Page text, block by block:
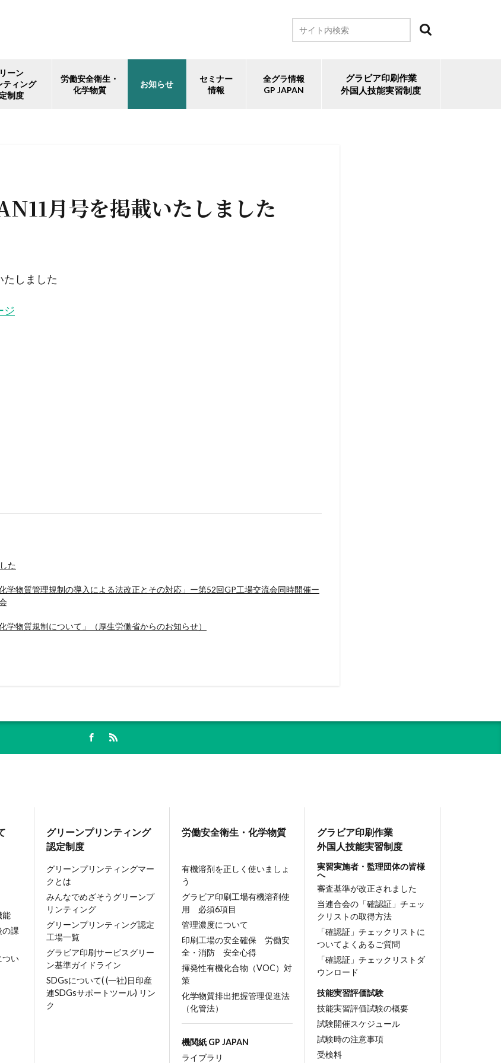
ーン
ティング
制度
労働安全衛生・
化学物質
お知らせ
セミナー
情報
全グラ情報
GP JAPAN
グラビア印刷作業
外国人技能実習制度
月号を掲載いたしました
たしました
ジ
た
学物質管理規制の導入による法改正とその対応」ー第52回GP工場交流会同時開催ー
学物質規制について」（厚生労働省からのお知らせ）
能
の課
つい
グリーンプリンティング
認定制度
グリーンプリンティングマー
クとは
みんなでめざそうグリーンプ
リンティング
グリーンプリンティング認定
工場一覧
グラビア印刷サービスグリー
ン基準ガイドライン
SDGsについて( (一社)日印産
連SDGsサポートツール) リン
ク
労働安全衛生・ 化学物質
有機溶剤を正しく使いましょ
う
グラビア印刷工場有機溶剤使
用 必須6項目
管理濃度について
印刷工場の安全確保 労働安
全・消防 安全心得
揮発性有機化合物（VOC）対
策
化学物質排出把握管理促進法
（化管法）
機関紙 GP JAPAN
ライブラリ
グラビア印刷作業
外国人技能実習制度
実習実施者・監理団体の皆様
へ
審査基準が改正されました
当連合会の「確認証」チェッ
クリストの取得方法
「確認証」チェックリストに
ついてよくあるご質問
「確認証」チェックリストダ
ウンロード
技能実習評価試験
技能実習評価試験の概要
試験開催スケジュール
試験時の注意事項
受検料